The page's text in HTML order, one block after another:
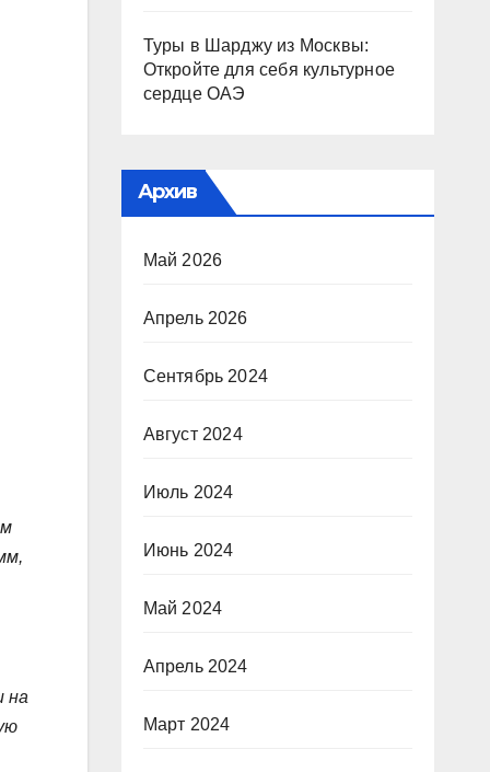
на
Туры в Шарджу из Москвы:
Откройте для себя культурное
сердце ОАЭ
Архив
Май 2026
Апрель 2026
Сентябрь 2024
Август 2024
Июль 2024
Июнь 2024
Май 2024
Апрель 2024
Март 2024